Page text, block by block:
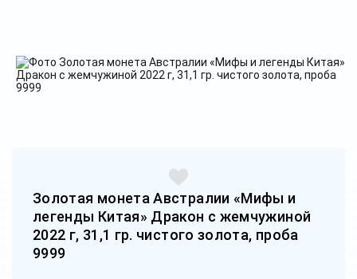
Золотая монета Австралии «Мифы и
легенды Китая» Дракон с жемчужиной
2022 г, 31,1 гр. чистого золота, проба
9999